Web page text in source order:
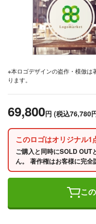
※本ロゴデザインの盗作・模倣は
ります。
69,800円 (税込76,780
このロゴはオリジナル1
ご購入と同時にSOLD OUT
ん。 著作権はお客様に完全
こ